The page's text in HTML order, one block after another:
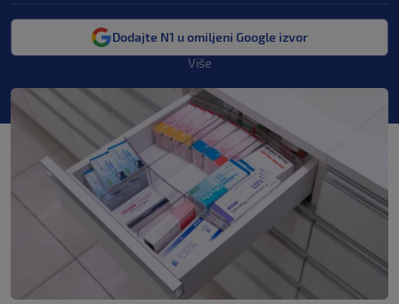
Dodajte N1 u omiljeni Google izvor
Više